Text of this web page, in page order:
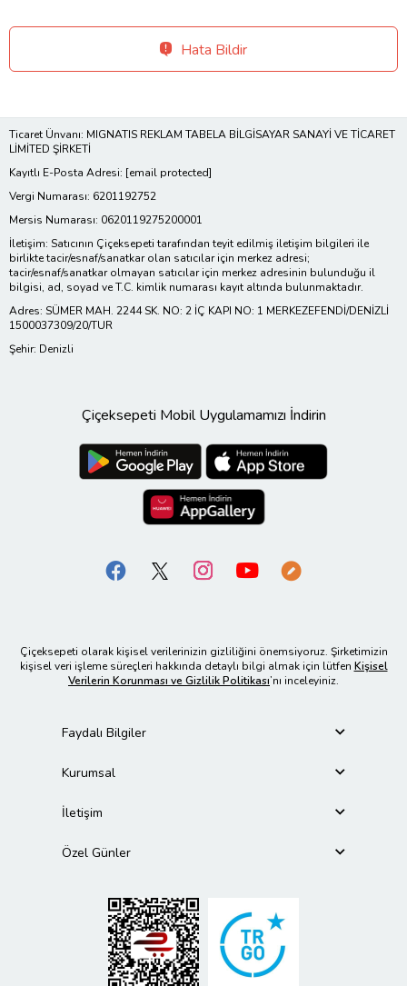
Hata Bildir
Ticaret Ünvanı: MIGNATIS REKLAM TABELA BİLGİSAYAR SANAYİ VE TİCARET
LİMİTED ŞİRKETİ
Kayıtlı E-Posta Adresi: [email protected]
Vergi Numarası: 6201192752
Mersis Numarası: 0620119275200001
İletişim: Satıcının Çiçeksepeti tarafından teyit edilmiş iletişim bilgileri ile
birlikte tacir/esnaf/sanatkar olan satıcılar için merkez adresi;
tacir/esnaf/sanatkar olmayan satıcılar için merkez adresinin bulunduğu il
bilgisi, ad, soyad ve T.C. kimlik numarası kayıt altında bulunmaktadır.
Adres: SÜMER MAH. 2244 SK. NO: 2 İÇ KAPI NO: 1 MERKEZEFENDİ/DENİZLİ
1500037309/20/TUR
Şehir: Denizli
Çiçeksepeti Mobil Uygulamamızı İndirin
Çiçeksepeti olarak kişisel verilerinizin gizliliğini önemsiyoruz. Şirketimizin
kişisel veri işleme süreçleri hakkında detaylı bilgi almak için lütfen Kişisel
Verilerin Korunması ve Gizlilik Politikası’nı inceleyiniz.
Faydalı Bilgiler
Kurumsal
İletişim
Özel Günler